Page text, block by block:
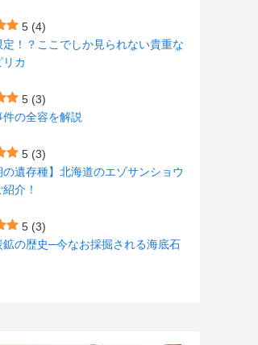
(11)
(3)
(15)
(157)
(52)
(3)
(4)
(1)
(10)
(2)
(1)
(3)
5 (4)
定！？ここでしか見られない貴重な
リカ
5 (3)
の全容を解説
5 (3)
の遺存種】北海道のエゾサンショウ
介！
5 (3)
鉱の歴史─今なお採掘される海底石